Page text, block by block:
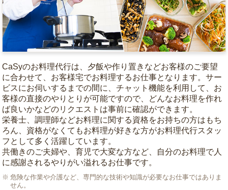
CaSyのお料理代行は、夕飯や作り置きなどお客様のご要望
に合わせて、お客様宅でお料理するお仕事となります。サー
ビスにお伺いするまでの間に、チャット機能を利用して、お
客様の直接のやりとりが可能ですので、どんなお料理を作れ
ば良いかなどのリクエストは事前に確認ができます。
栄養士、調理師などお料理に関する資格をお持ちの方はもち
ろん、資格がなくてもお料理が好きな方がお料理代行スタッ
フとして多く活躍しています。
共働きのご夫婦や、育児で大変な方など、自分のお料理で人
に感謝されるやりがい溢れるお仕事です。
危険な作業や介護など、専門的な技術や知識が必要なお仕事ではありま
せん。